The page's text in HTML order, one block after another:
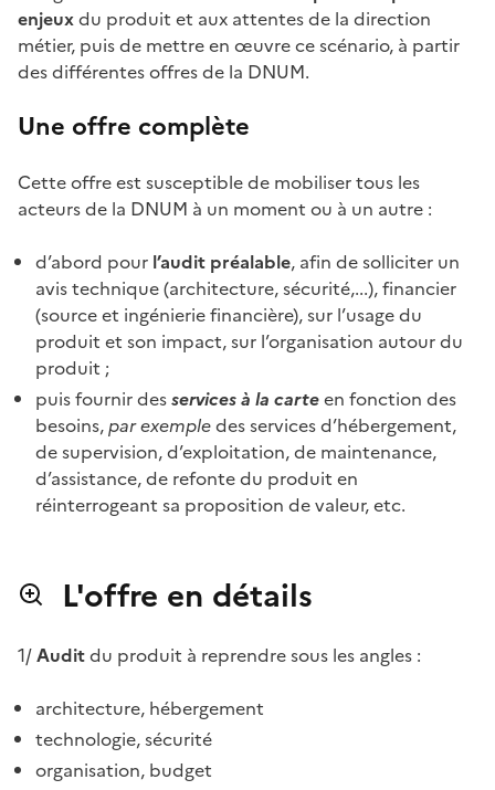
enjeuxdu produit et aux attentes de la direction
métier, puis de mettre en œuvre ce scénario, à partir
des différentes offres de la DNUM.
Une offre complète
Cette offre est susceptible de mobiliser tous les
acteurs de la DNUM à un moment ou à un autre :
d’abord pour l’audit préalable, afin de solliciter un
avis technique (architecture, sécurité,...), financier
(source et ingénierie financière), sur l’usage du
produit et son impact, sur l’organisation autour du
produit ;
puis fournir desservices à la carteen fonction des
besoins,par exempledes services d’hébergement,
de supervision, d’exploitation, de maintenance,
d’assistance, de refonte du produit en
réinterrogeant sa proposition de valeur, etc.
L'offre en détails
1/Auditdu produit à reprendre sous les angles :
architecture, hébergement
technologie, sécurité
organisation, budget